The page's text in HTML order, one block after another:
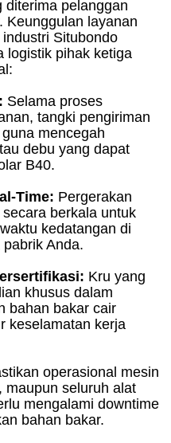
diterima pelanggan
Keunggulan layanan
Situbondo
logistik pihak ketiga
Selama proses
tangki pengiriman
mencegah
debu yang dapat
B40.
Time: Pergerakan
berkala untuk
kedatangan di
Anda.
Kru yang
khusus dalam
bahan bakar cair
keselamatan kerja
operasional mesin
maupun seluruh alat
mengalami downtime
bahan bakar.